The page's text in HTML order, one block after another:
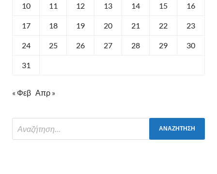
10 11 12 13 14 15 16
17 18 19 20 21 22 23
24 25 26 27 28 29 30
31
« Φεβ Απρ »